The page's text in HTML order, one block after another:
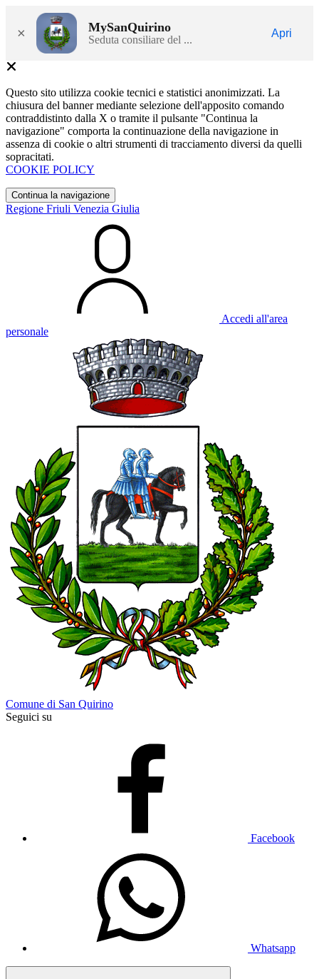
× MySanQuirino
Seduta consiliare del ...
Apri
Questo sito utilizza cookie tecnici e statistici anonimizzati. La
chiusura del banner mediante selezione dell'apposito comando
contraddistinto dalla X o tramite il pulsante "Continua la
navigazione" comporta la continuazione della navigazione in
assenza di cookie o altri strumenti di tracciamento diversi da quelli
sopracitati.
COOKIE POLICY
Continua la navigazione
Regione Friuli Venezia Giulia
Accedi all'area
personale
Comune di San Quirino
Seguici su
Facebook
Whatsapp